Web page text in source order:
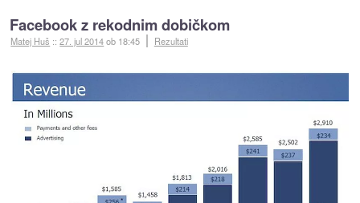
Facebook z rekodnim dobičkom
Matej Huš ::27. jul 2014ob 18:45 Rezultati